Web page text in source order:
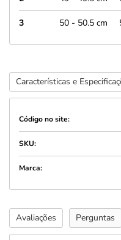
3 50 - 50.5 cm
Características e
Código no site:
SKU:
Marca:
Avaliações Perguntas